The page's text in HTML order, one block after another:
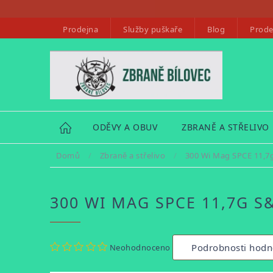
Prodejna Služby puškaře Blog
HOME ODĚVY A OBUV ZBRANĚ A STŘELIVO
Domů / Zbraně a střelivo / 300 Wi Mag SPCE
300 WI MAG SPCE 11,7G
hodnocení
Neohodnoceno Podrobnosti